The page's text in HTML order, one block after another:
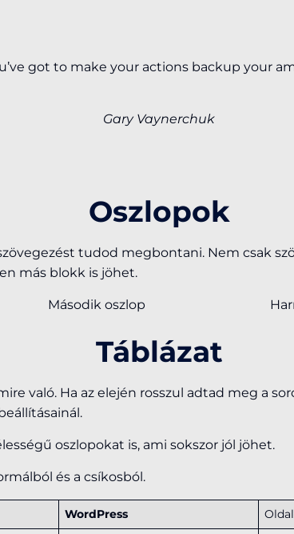
got to make your actions backup your
Gary Vaynerchuk
Oszlopok
tudod megbontani. Nem csak
más blokk is jöhet.
Második oszlop
Táblázat
való. Ha az elején rosszul adtad meg a
oszlopokat is, ami sokszor jól jöhet.
és a csíkosból.
WordPress